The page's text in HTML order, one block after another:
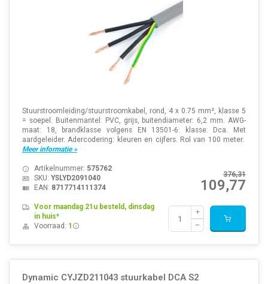
Stuurstroomleiding/stuurstroomkabel, rond, 4 x 0.75 mm², klasse 5
= soepel. Buitenmantel: PVC, grijs, buitendiameter: 6,2 mm. AWG-
maat: 18, brandklasse volgens EN 13501-6: klasse: Dca. Met
aardgeleider. Adercodering: kleuren en cijfers. Rol van 100 meter.
Meer informatie »
376,31
109,77
Artikelnummer: 575762
SKU: YSLYD2091040
EAN: 8717714111374
Voor maandag 21u besteld, dinsdag
in huis*
Voorraad: 1
Dynamic CYJZD211043 stuurkabel DCA S2